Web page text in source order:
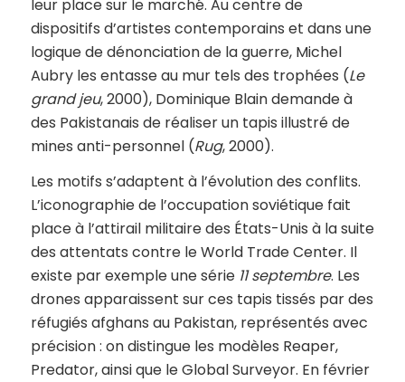
leur place sur le marché. Au centre de
dispositifs d’artistes contemporains et dans une
logique de dénonciation de la guerre, Michel
Aubry les entasse au mur tels des trophées (Le
grand jeu, 2000), Dominique Blain demande à
des Pakistanais de réaliser un tapis illustré de
mines anti-personnel (Rug, 2000).
Les motifs s’adaptent à l’évolution des conflits.
L’iconographie de l’occupation soviétique fait
place à l’attirail militaire des États-Unis à la suite
des attentats contre le World Trade Center. Il
existe par exemple une série 11 septembre. Les
drones apparaissent sur ces tapis tissés par des
réfugiés afghans au Pakistan, représentés avec
précision : on distingue les modèles Reaper,
Predator, ainsi que le Global Surveyor. En février